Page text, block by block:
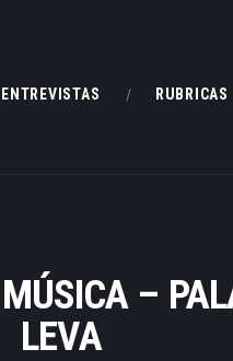
ENTREVISTAS RUBRICAS
–
LEVA